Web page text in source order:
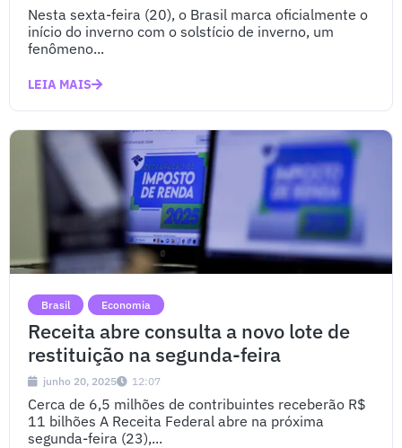
Nesta sexta-feira (20), o Brasil marca oficialmente o
início do inverno com o solstício de inverno, um
fenômeno...
LEIA MAIS
Brasil Economia
Receita abre consulta a novo lote de
restituição na segunda-feira
junho 20, 2025 12:07
Cerca de 6,5 milhões de contribuintes receberão R$
11 bilhões A Receita Federal abre na próxima
segunda-feira (23),...